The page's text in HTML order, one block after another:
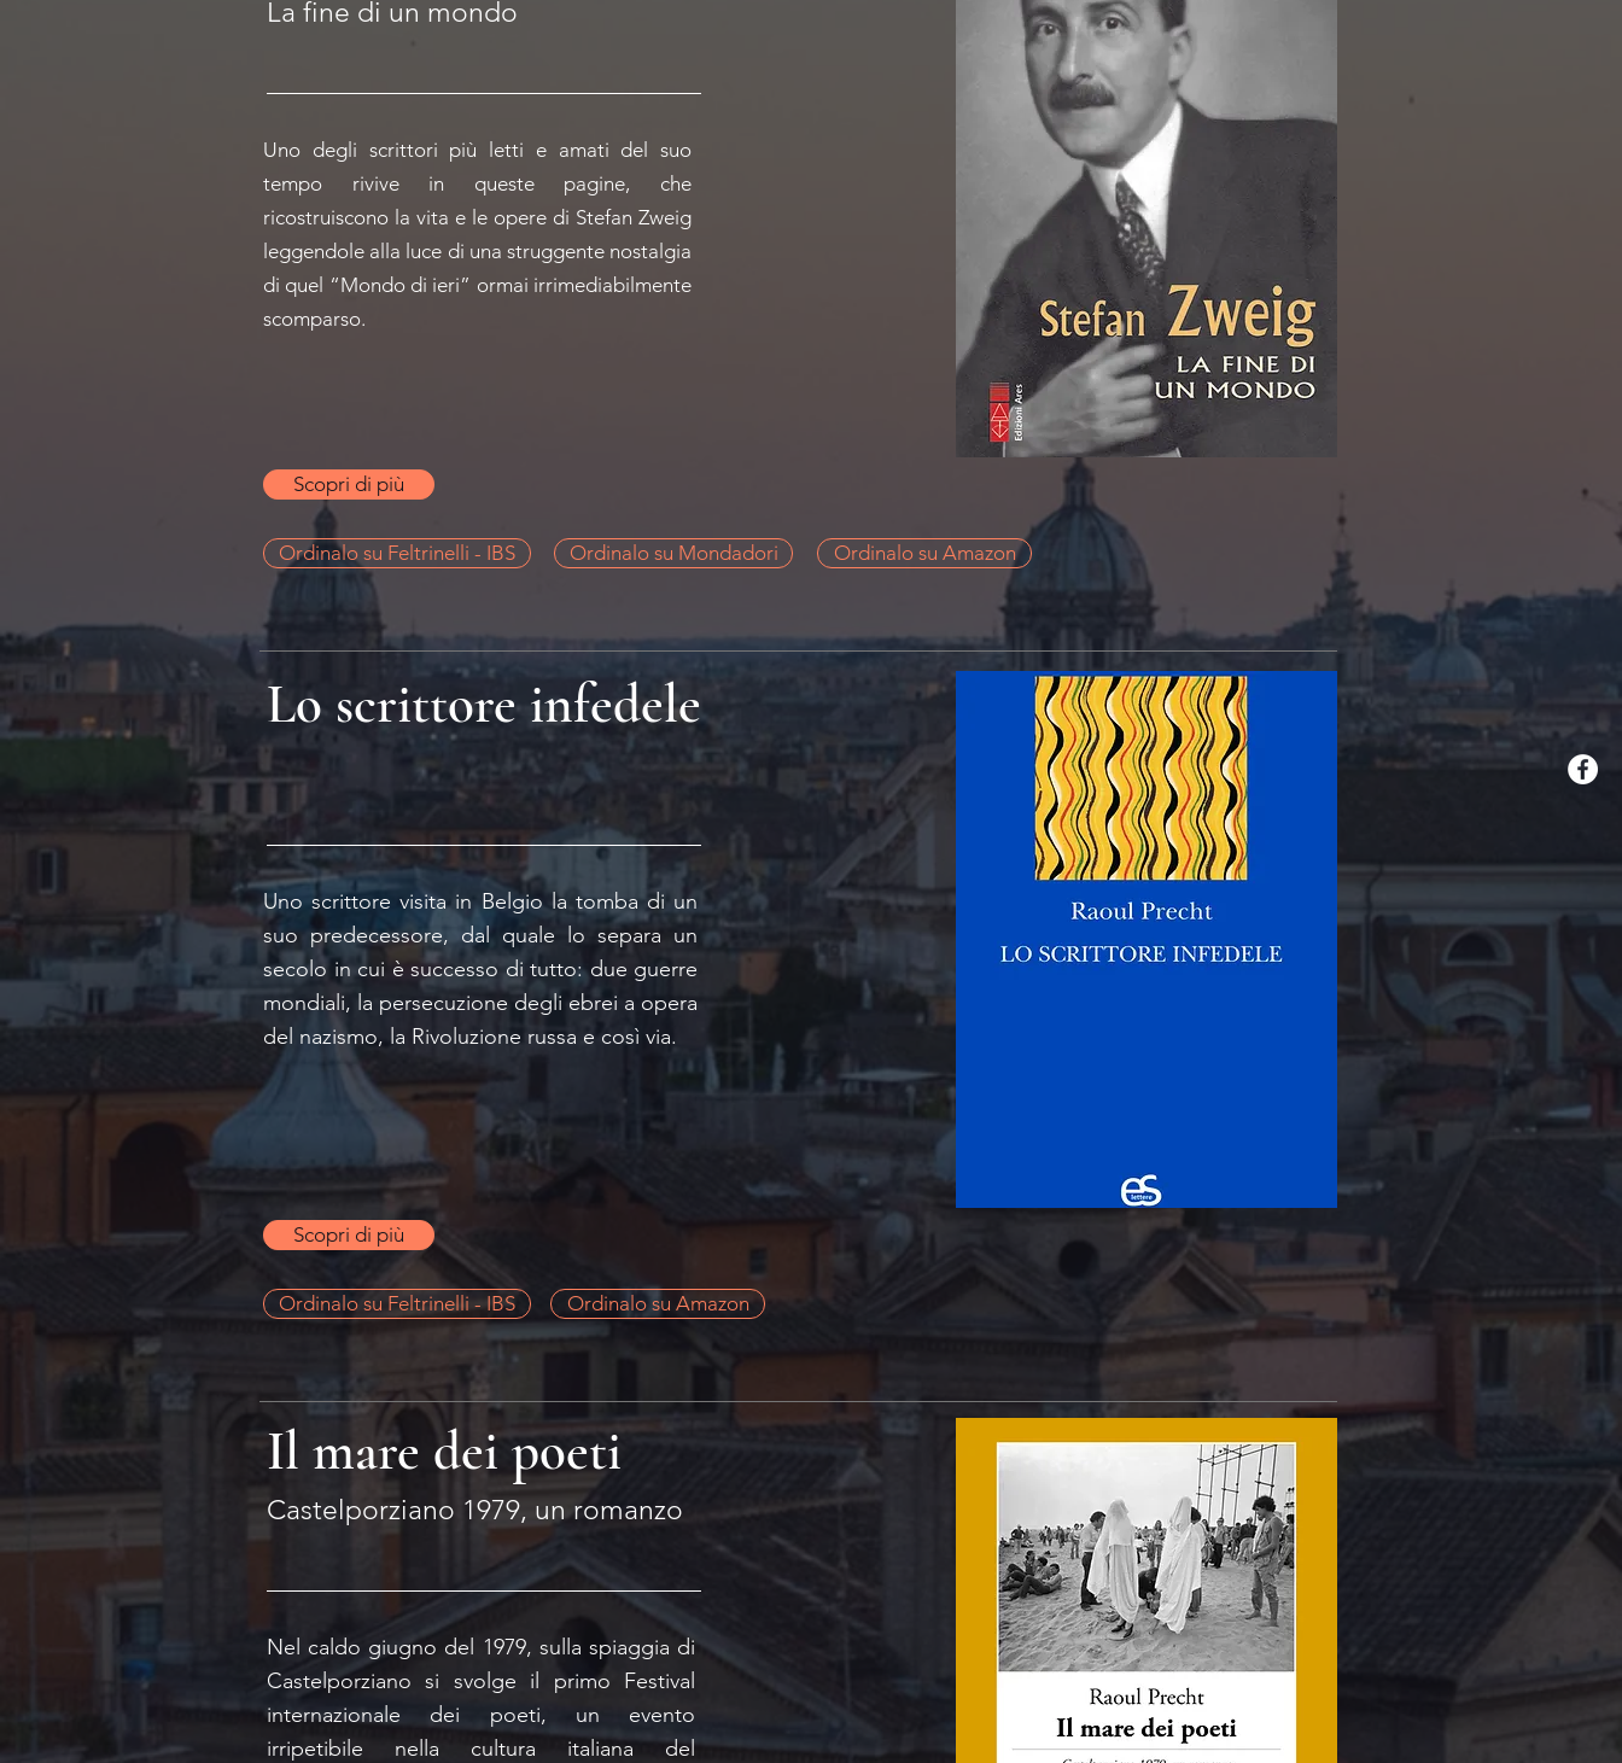
La fine di un mondo
Uno degli scrittori più letti e amati del suo
tempo rivive in queste pagine, che
ricostruiscono la vita e le opere di Stefan Zweig
leggendole alla luce di una struggente nostalgia
di quel “Mondo di ieri” ormai irrimediabilmente
scomparso.
Scopri di più
Ordinalo su Feltrinelli - IBS Ordinalo su Mondadori Ordinalo su Amazon
Lo scrittore infedele
Uno scrittore visita in Belgio la tomba di un
suo predecessore, dal quale lo separa un
secolo in cui è successo di tutto: due guerre
mondiali, la persecuzione degli ebrei a opera
del nazismo, la Rivoluzione russa e così via.
Scopri di più
Ordinalo su Feltrinelli - IBS Ordinalo su Amazon
Il mare dei poeti
Castelporziano 1979, un romanzo
Nel caldo giugno del 1979, sulla spiaggia di
Castelporziano si svolge il primo Festival
internazionale dei poeti, un evento
irripetibile nella cultura italiana del